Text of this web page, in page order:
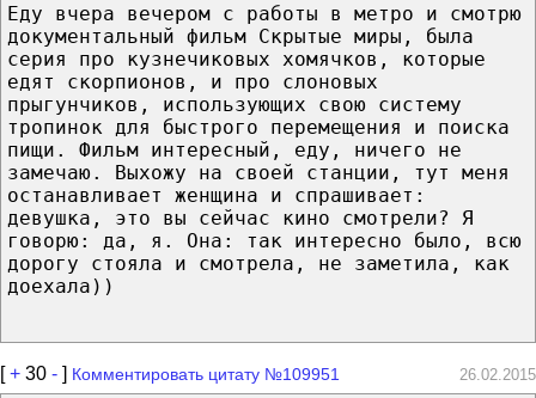
Еду вчера вечером с работы в метро и смотрю
документальный фильм Скрытые миры, была
серия про кузнечиковых хомячков, которые
едят скорпионов, и про слоновых
прыгунчиков, использующих свою систему
тропинок для быстрого перемещения и поиска
пищи. Фильм интересный, еду, ничего не
замечаю. Выхожу на своей станции, тут меня
останавливает женщина и спрашивает:
девушка, это вы сейчас кино смотрели? Я
говорю: да, я. Она: так интересно было, всю
дорогу стояла и смотрела, не заметила, как
доехала))
[+ 30 - ] Комментировать цитату №109951 26.02.2015